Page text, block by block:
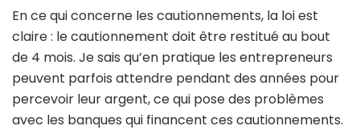
En ce qui concerne les cautionnements, la loi est
claire : le cautionnement doit être restitué au bout
de 4 mois. Je sais qu’en pratique les entrepreneurs
peuvent parfois attendre pendant des années pour
percevoir leur argent, ce qui pose des problèmes
avec les banques qui financent ces cautionnements.